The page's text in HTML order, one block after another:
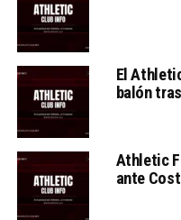
El
balón
Athletic
ante